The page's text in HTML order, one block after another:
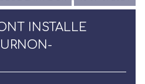
INSTALLE